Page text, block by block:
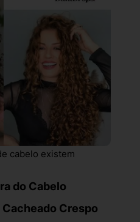
cabelo existem
do Cabelo
Cacheado Crespo